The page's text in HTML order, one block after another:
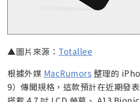
▲圖片來源： Totallee
根據外媒 MacRumors 整理的
9）傳聞規格，這款預計在近期發